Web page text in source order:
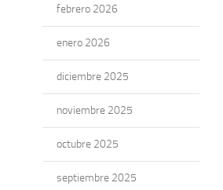
febrero 2026
enero 2026
diciembre 2025
noviembre 2025
octubre 2025
septiembre 2025